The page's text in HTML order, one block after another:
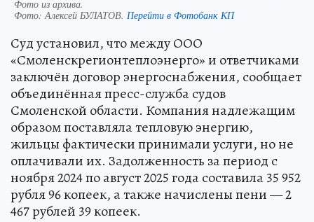
Фото из архива.
Фото:Алексей БУЛАТОВ. Перейти в Фотобанк КП
Суд установил, что между ООО
«Смоленскрегионтеплоэнерго» и ответчиками
заключён договор энергоснабжения, сообщает
объединённая пресс-служба судов
Смоленской области. Компания надлежащим
образом поставляла тепловую энергию,
жильцы фактически принимали услуги, но не
оплачивали их. Задолженность за период с
ноября 2024 по август 2025 года составила 35 952
рубля 96 копеек, а также начислены пени — 2
467 рублей 39 копеек.